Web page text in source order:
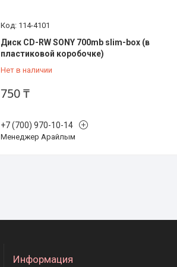
114-4101
Диск CD-RW SONY 700mb slim-box (в
пластиковой коробочке)
Нет в наличии
750 ₸
+7 (700) 970-10-14
Менеджер Арайлым
Информация